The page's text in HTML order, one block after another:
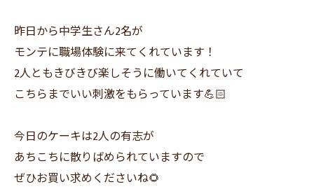
昨日から中学生さん2名が
モンテに職場体験に来てくれています！
2人ともきびきび楽しそうに働いてくれていて
こちらまでいい刺激をもらっています💪🏻
今日のケーキは2人の有志が
あちこちに散りばめられていますので
ぜひお買い求めくださいね🌻